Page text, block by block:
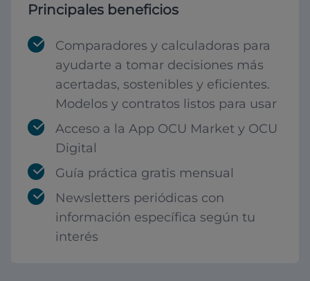
Principales beneficios
Comparadores y calculadoras para
ayudarte a tomar decisiones más
acertadas, sostenibles y eficientes.
Modelos y contratos listos para usar
Acceso a la App OCU Market y OCU
Digital
Guía práctica gratis mensual
Newsletters periódicas con
información específica según tu
interés